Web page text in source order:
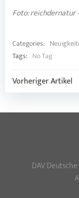
Foto: reichdernatur
Categories:
Tags: No Tag
Post
Vorheriger Artikel
DAV